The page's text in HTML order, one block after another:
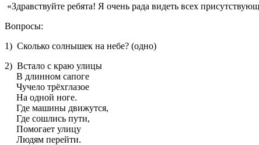
«Здравствуйте ребята! Я очень рада видеть всех
Вопросы:
1) Сколько солнышек на небе? (одно)
2) Встало с краю улицы
В длинном сапоге
Чучело трёхглазое
На одной ноге.
Где машины движутся,
Где сошлись пути,
Помогает улицу
Людям перейти.